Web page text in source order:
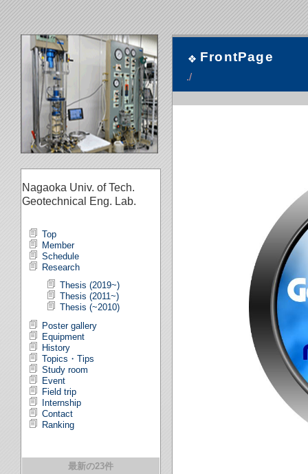
FrontPage
./
Nagaoka Univ. of Tech.
Geotechnical Eng. Lab.
Top
Member
Schedule
Research
Thesis (2019~)
Thesis (2011~)
Thesis (~2010)
Poster gallery
Equipment
History
Topics・Tips
Study room
Event
Field trip
Internship
Contact
Ranking
最新の23件